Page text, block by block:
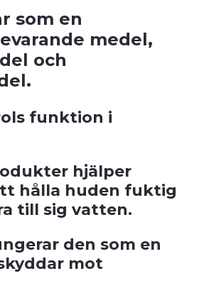
som en
medel,
och
funktion i
hjälper
hålla huden fuktig
till sig vatten.
den som en
mot